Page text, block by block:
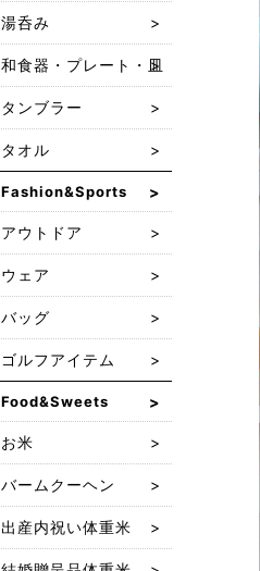
湯呑み
和食器・プレート・皿
タンブラー
タオル
Fashion&Sports
アウトドア
ウェア
バッグ
ゴルフアイテム
Food&Sweets
お米
バームクーヘン
出産内祝い体重米